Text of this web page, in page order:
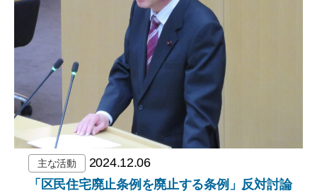
主な活動
2024.12.06
「区民住宅廃止条例を廃止する条例」反対討論